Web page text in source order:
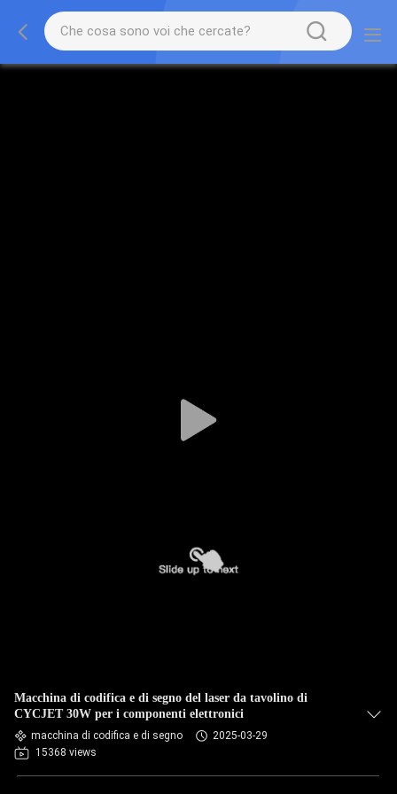
Macchina di codifica e di segno del laser da tavolino di
CYCJET 30W per i componenti elettronici
macchina di codifica e di segno
2025-03-29
15368 views